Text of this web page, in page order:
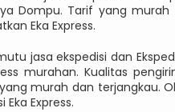
Dompu. Tarif yang
Eka Express.
jasa ekspedisi dan
murahan. Kualitas
murah dan terjangkau.
Express.